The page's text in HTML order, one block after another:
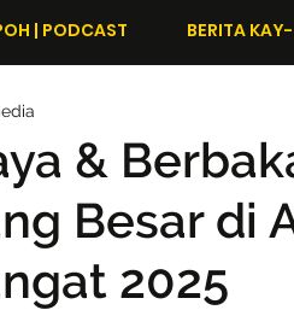
| PODCAST BERITA
&
Besar di
2025